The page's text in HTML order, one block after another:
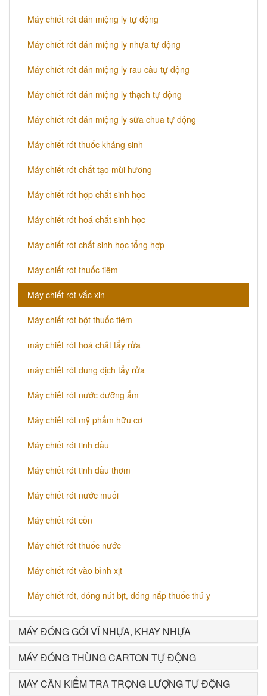
Máy chiết rót dán miệng ly tự động
Máy chiết rót dán miệng ly nhựa tự động
Máy chiết rót dán miệng ly rau câu tự động
Máy chiết rót dán miệng ly thạch tự động
Máy chiết rót dán miệng ly sữa chua tự động
Máy chiết rót thuốc kháng sinh
Máy chiết rót chất tạo mùi hương
Máy chiết rót hợp chất sinh học
Máy chiết rót hoá chất sinh học
Máy chiết rót chất sinh học tổng hợp
Máy chiết rót thuốc tiêm
Máy chiết rót vắc xin
Máy chiết rót bột thuốc tiêm
máy chiết rót hoá chất tẩy rửa
máy chiết rót dung dịch tẩy rửa
Máy chiết rót nước dưỡng ẩm
Máy chiết rót mỹ phẩm hữu cơ
Máy chiết rót tinh dầu
Máy chiết rót tinh dầu thơm
Máy chiết rót nước muối
Máy chiết rót cồn
Máy chiết rót thuốc nước
Máy chiết rót vào bình xịt
Máy chiết rót, đóng nút bịt, đóng nắp thuốc thú y
MÁY ĐÓNG GÓI VỈ NHỰA, KHAY NHỰA
MÁY ĐÓNG THÙNG CARTON TỰ ĐỘNG
MÁY CÂN KIỂM TRA TRỌNG LƯỢNG TỰ ĐỘNG